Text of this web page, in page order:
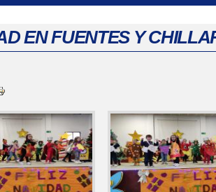
EN FUENTES Y